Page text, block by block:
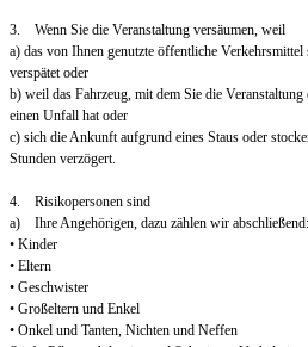
3. Wenn Sie die Veranstaltung versäumen, weil
a) das von Ihnen genutzte öffentliche
verspätet oder
b) weil das Fahrzeug, mit dem Sie die
einen Unfall hat oder
c) sich die Ankunft aufgrund eines Staus oder
Stunden verzögert.
4. Risikopersonen sind
a) Ihre Angehörigen, dazu zählen wir abschließend:
• Kinder
• Eltern
• Geschwister
• Großeltern und Enkel
• Onkel und Tanten, Nichten und Neffen